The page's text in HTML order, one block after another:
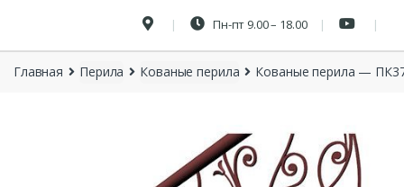
Пн-пт 9.00 – 18.00
Главная Перила Кованые перила Кованые перила —